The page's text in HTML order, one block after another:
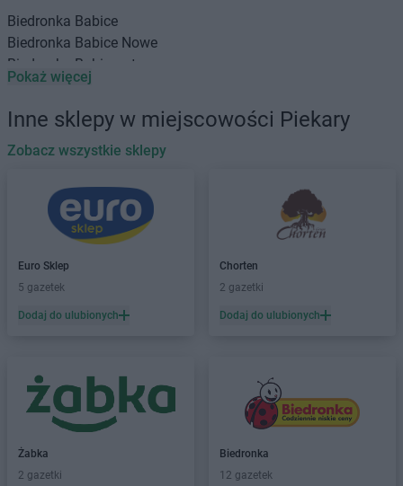
Biedronka Babice
Biedronka Babice Nowe
Biedronka
Babimost
Biedronka Baborów
Biedronka Banie
Biedronka Banie Mazurskie
Biedronka Banino
Biedronka Baranowo
Biedronka Barciany
Biedronka Barcin
Biedronka
Biedronka
Biedronka Bartoszyce
Biedronka Bełchatów
Biedronka Bełżyce
Biedronka Bestwina
Biedronka
Biedronka
Pokaż więcej
Inne sklepy w miejscowości Piekary
Zobacz wszystkie sklepy
Euro Sklep
5 gazetek
Dodaj do ulubionych
Chorten
2 gazetki
Dodaj do ulubionych
Żabka
2 gazetki
Biedronka
12 gazetek